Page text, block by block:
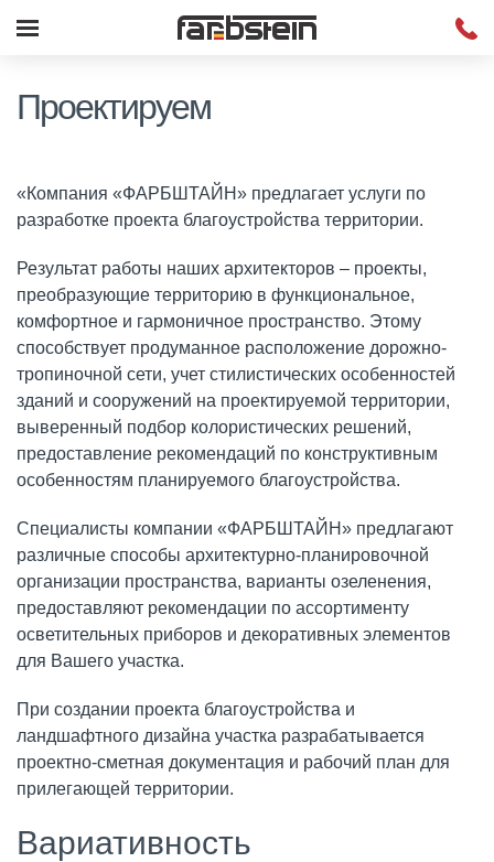
Проектируем
«Компания «ФАРБШТАЙН» предлагает услуги по
разработке проекта благоустройства территории.
Результат работы наших архитекторов – проекты,
преобразующие территорию в функциональное,
комфортное и гармоничное пространство. Этому
способствует продуманное расположение дорожно-
тропиночной сети, учет стилистических особенностей
зданий и сооружений на проектируемой территории,
выверенный подбор колористических решений,
предоставление рекомендаций по конструктивным
особенностям планируемого благоустройства.
Специалисты компании «ФАРБШТАЙН» предлагают
различные способы архитектурно-планировочной
организации пространства, варианты озеленения,
предоставляют рекомендации по ассортименту
осветительных приборов и декоративных элементов
для Вашего участка.
При создании проекта благоустройства и
ландшафтного дизайна участка разрабатывается
проектно-сметная документация и рабочий план для
прилегающей территории.
Вариативность